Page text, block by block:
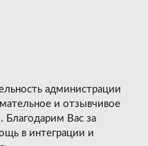
администрации
и отзывчивое
Вас за
в интеграции и